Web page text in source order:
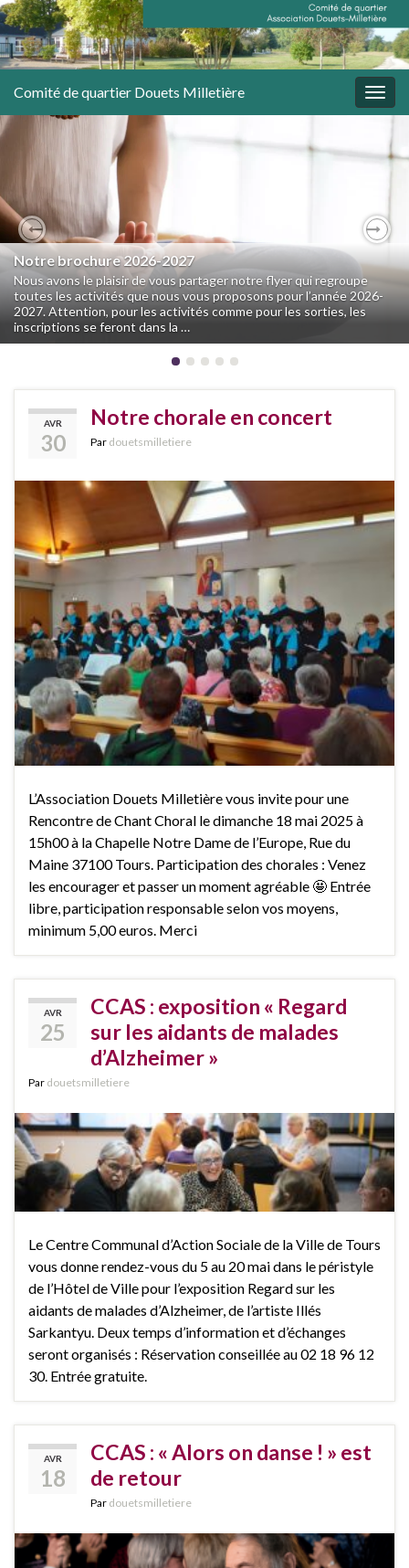
Comité de quartier Douets Milletière
Notre brochure 2026-2027
Nous avons le plaisir de vous partager notre flyer qui regroupe
toutes les activités que nous vous proposons pour l’année 2026-
2027. Attention, pour les activités comme pour les sorties, les
inscriptions se feront dans la …
Previous
AVR
30
Notre chorale en concert
Par douetsmilletiere
L’Association Douets Milletière vous invite pour une
Rencontre de Chant Choral le dimanche 18 mai 2025 à
15h00 à la Chapelle Notre Dame de l’Europe, Rue du
Maine 37100 Tours. Participation des chorales : Venez
les encourager et passer un moment agréable 🤩 Entrée
libre, participation responsable selon vos moyens,
minimum 5,00 euros. Merci
AVR
25
CCAS : exposition « Regard
sur les aidants de malades
d’Alzheimer »
Par douetsmilletiere
Le Centre Communal d’Action Sociale de la Ville de Tours
vous donne rendez-vous du 5 au 20 mai dans le péristyle
de l’Hôtel de Ville pour l’exposition Regard sur les
aidants de malades d’Alzheimer, de l’artiste Illés
Sarkantyu. Deux temps d’information et d’échanges
seront organisés : Réservation conseillée au 02 18 96 12
30. Entrée gratuite.
AVR
18
CCAS : « Alors on danse ! » est
de retour
Par douetsmilletiere